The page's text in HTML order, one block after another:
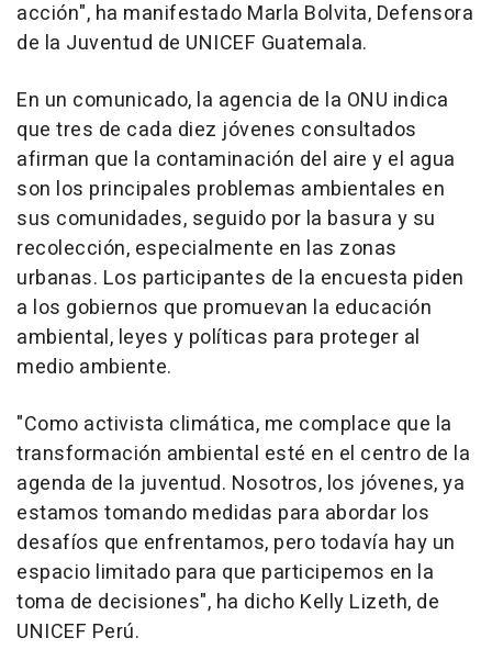
acción", ha manifestado Marla Bolvita, Defensora
de la Juventud de UNICEF Guatemala.
En un comunicado, la agencia de la ONU indica
que tres de cada diez jóvenes consultados
afirman que la contaminación del aire y el agua
son los principales problemas ambientales en
sus comunidades, seguido por la basura y su
recolección, especialmente en las zonas
urbanas. Los participantes de la encuesta piden
a los gobiernos que promuevan la educación
ambiental, leyes y políticas para proteger al
medio ambiente.
"Como activista climática, me complace que la
transformación ambiental esté en el centro de la
agenda de la juventud. Nosotros, los jóvenes, ya
estamos tomando medidas para abordar los
desafíos que enfrentamos, pero todavía hay un
espacio limitado para que participemos en la
toma de decisiones", ha dicho Kelly Lizeth, de
UNICEF Perú.